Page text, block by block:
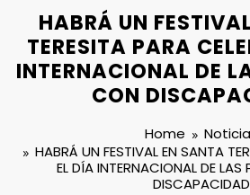
HABRÁ UN
TERESITA PARA
INTERNACIONAL DE
CON
Home
HABRÁ UN FESTIVAL EN SANTA
EL DÍA INTERNACIONAL DE
DISCAPACIDAD